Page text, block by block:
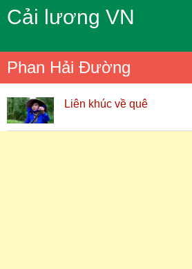
Cải lương VN
Phan Hải Đường
Liên khúc về quê